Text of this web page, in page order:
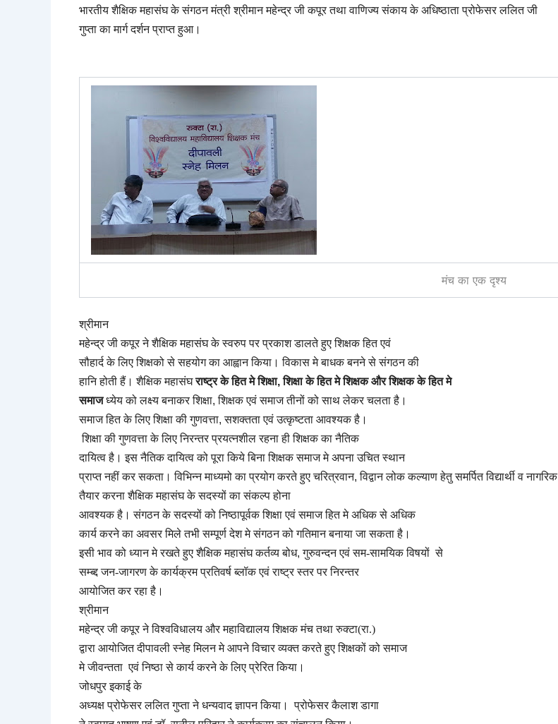
भारतीय शैक्षिक महासंघ के संगठन मंत्री श्रीमान महेन्द्र जी कपूर तथा वाणिज्य संकाय के अधिष्ठाता प्रोफेसर ललित जी
गुप्ता का मार्ग दर्शन प्राप्त हुआ।
मंच का एक दृश्य
श्रीमान
महेन्द्र जी कपूर ने शैक्षिक महासंघ के स्वरुप पर प्रकाश डालते हुए शिक्षक हित एवं
सौहार्द के लिए शिक्षको से सहयोग का आह्वान किया। विकास मे बाधक बनने से संगठन की
हानि होती हैं। शैक्षिक महासंघ राष्ट्र के हित मे शिक्षा,शिक्षा के हित मे शिक्षक और शिक्षक के हित मे
समाज ध्येय को लक्ष्य बनाकर शिक्षा,शिक्षक एवं समाज तीनों को साथ लेकर चलता है।
समाज हित के लिए शिक्षा की गुणवत्ता,सशक्तता एवं उत्कृष्टता आवश्यक है।
शिक्षा की गुणवत्ता के लिए निरन्तर प्रयत्नशील रहना ही शिक्षक का नैतिक
दायित्व है। इस नैतिक दायित्व को पूरा किये बिना शिक्षक समाज मे अपना उचित स्थान
प्राप्त नहीं कर सकता। विभिन्न माध्यमो का प्रयोग करते हुए चरित्रवान,विद्वान लोक कल्याण हेतु समर्पित विद्यार्थी व नागरिक
तैयार करना शैक्षिक महासंघ के सदस्यों का संकल्प होना
आवश्यक है। संगठन के सदस्यों को निष्ठापूर्वक शिक्षा एवं समाज हित मे अधिक से अधिक
कार्य करने का अवसर मिले तभी सम्पूर्ण देश मे संगठन को गतिमान बनाया जा सकता है।
इसी भाव को ध्यान मे रखते हुए शैक्षिक महासंघ कर्तव्य बोध,गुरुवन्दन एवं सम-सामयिक विषयों से
सम्ब्द्द जन-जागरण के कार्यक्रम प्रतिवर्ष ब्लॉक एवं राष्ट्र स्तर पर निरन्तर
आयोजित कर रहा है।
श्रीमान
महेन्द्र जी कपूर ने विश्वविधालय और महाविद्यालय शिक्षक मंच तथा रुक्टा(रा.)
द्वारा आयोजित दीपावली स्नेह मिलन मे आपने विचार व्यक्त करते हुए शिक्षकों को समाज
मे जीवन्तता एवं निष्ठा से कार्य करने के लिए प्रेरित किया।
जोधपुर इकाई के
अध्यक्ष प्रोफेसर ललित गुप्ता ने धन्यवाद ज्ञापन किया। प्रोफेसर कैलाश डागा